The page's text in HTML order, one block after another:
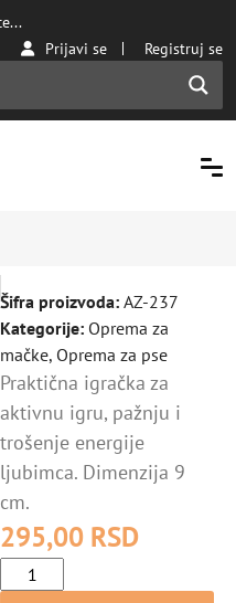
Prijavi se
Registruj se
Šifra proizvoda: AZ-237
Kategorije: Oprema za
mačke, Oprema za pse
Praktična igračka za
aktivnu igru, pažnju i
trošenje energije
ljubimca. Dimenzija 9
cm.
295,00 RSD